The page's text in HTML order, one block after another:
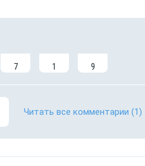
7 1 9
Читать все комментарии (1)